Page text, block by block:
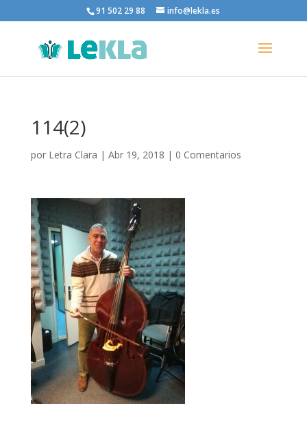
91 502 29 88 info@lekla.es
114(2)
por Letra Clara | Abr 19, 2018 | 0 Comentarios